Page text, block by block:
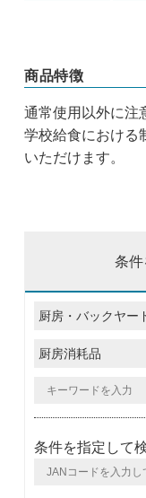
商品特徴
通常使用以外に注
学校給食における
いただけます。
条
条件を指定して